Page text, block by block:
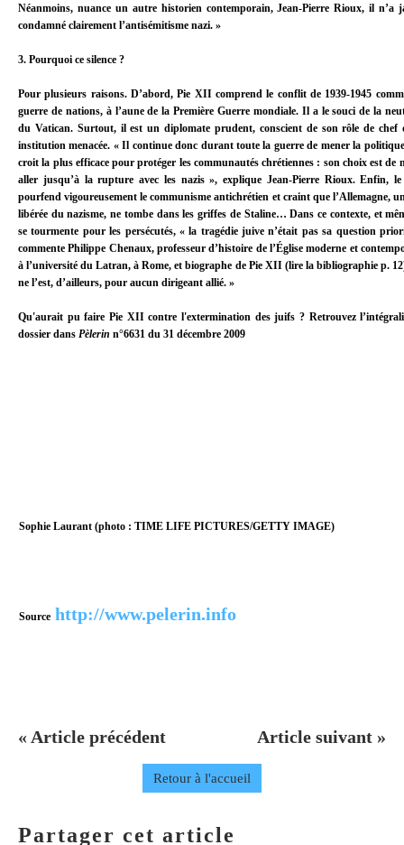
Néanmoins, nuance un autre historien contemporain, Jean-Pierre Rioux, il n’a
condamné clairement l’antisémitisme nazi. »
3. Pourquoi ce silence ?
Pour plusieurs raisons. D’abord, Pie XII comprend le conflit de 1939-1945
guerre de nations, à l’aune de la Première Guerre mondiale. Il a le souci de la
du Vatican. Surtout, il est un diplomate prudent, conscient de son rôle de chef
institution menacée. « Il continue donc durant toute la guerre de mener la
croit la plus efficace pour protéger les communautés chrétiennes : son choix est de
aller jusqu’à la rupture avec les nazis », explique Jean-Pierre Rioux. Enfin, le
pourfend vigoureusement le communisme antichrétien et craint que l’Allemagne,
libérée du nazisme, ne tombe dans les griffes de Staline… Dans ce contexte, et
se tourmente pour les persécutés, « la tragédie juive n’était pas sa question
commente Philippe Chenaux, professeur d’histoire de l’Église moderne et
à l’université du Latran, à Rome, et biographe de Pie XII (lire la bibliographie p.
ne l’est, d’ailleurs, pour aucun dirigeant allié. »
Qu'aurait pu faire Pie XII contre l'extermination des juifs ? Retrouvez
dossier dans Pèlerin n°6631 du 31 décembre 2009
Sophie Laurant (photo : TIME LIFE PICTURES/GETTY IMAGE)
Source http://www.pelerin.info
« Article précédent Article suivant »
Retour à l'accueil
Partager cet article